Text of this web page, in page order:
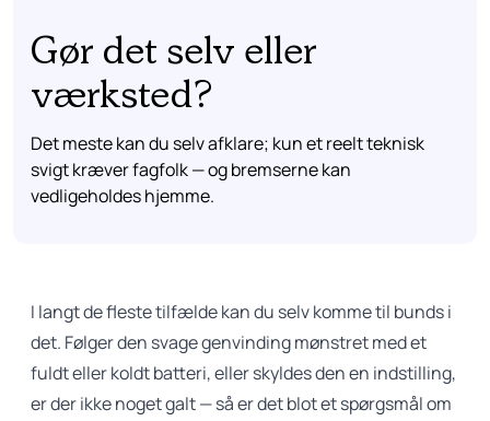
Gør det selv eller
værksted?
Det meste kan du selv afklare; kun et reelt teknisk
svigt kræver fagfolk — og bremserne kan
vedligeholdes hjemme.
I langt de fleste tilfælde kan du selv komme til bunds i
det. Følger den svage genvinding mønstret med et
fuldt eller koldt batteri, eller skyldes den en indstilling,
er der ikke noget galt — så er det blot et spørgsmål om